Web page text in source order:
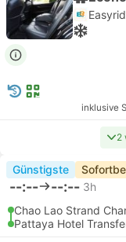
inklusive
2
Günstigste
--:-- --:-- 3h
Chao Lao Strand
Pattaya Hotel